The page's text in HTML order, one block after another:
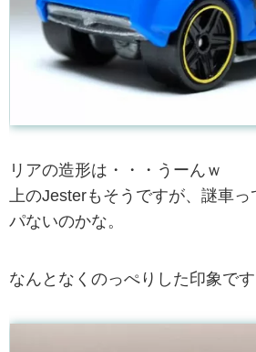
リアの造形は・・・うーんｗ
上のJesterもそうですが、謎車
パないのかな。
なんとなくのっぺりした印象です